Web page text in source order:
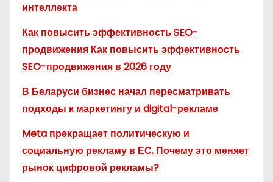
интеллекта
Как повысить эффективность SEO-
продвижения Как повысить эффективность
SEO-продвижения в 2026 году
В Беларуси бизнес начал пересматривать
подходы к маркетингу и digital-рекламе
Meta прекращает политическую и
социальную рекламу в ЕС. Почему это меняет
рынок цифровой рекламы?